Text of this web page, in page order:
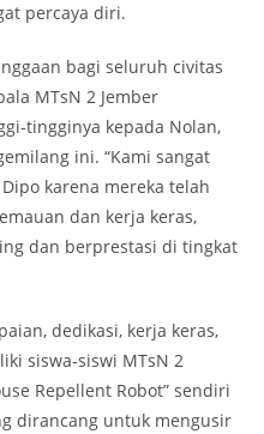
percaya diri.
bagi seluruh civitas
MTsN 2 Jember
tingginya kepada Nolan,
ini. “Kami sangat
karena mereka telah
dan kerja keras,
dan berprestasi di tingkat
dedikasi, kerja keras,
siswa-siswi MTsN 2
Repellent Robot” sendiri
dirancang untuk mengusir